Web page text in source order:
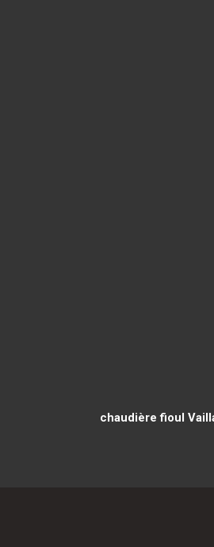
chaudière fioul